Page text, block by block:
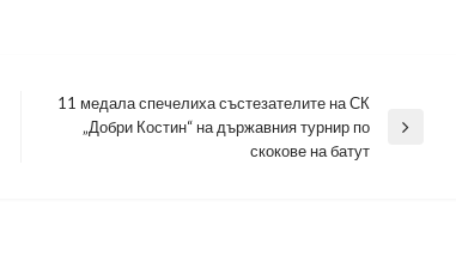
11 медала спечелиха състезателите на СК
„Добри Костин“ на държавния турнир по
скокове на батут